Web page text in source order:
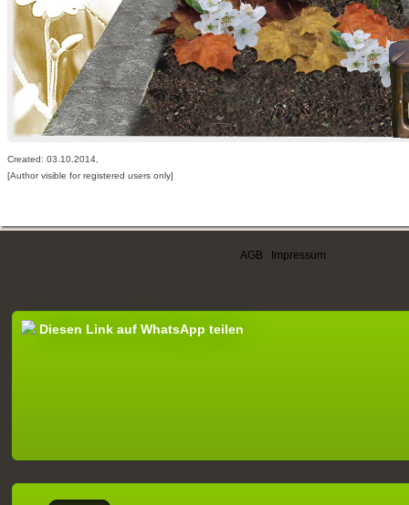
Created: 03.10.2014,
[Author visible for registered users only]
AGB Impressum
Diesen Link auf WhatsApp teilen